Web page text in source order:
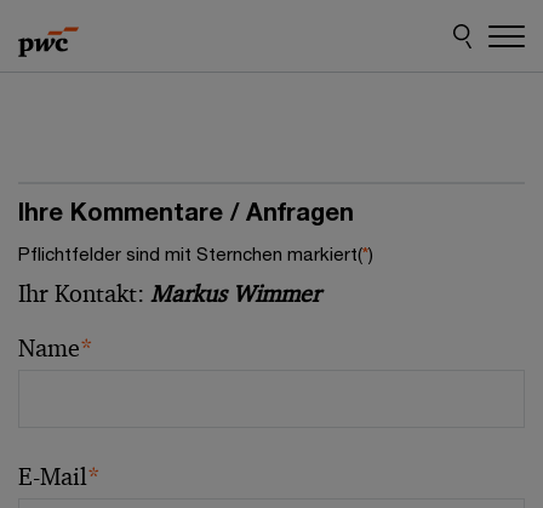
to
content
to
footer
Ihre Kommentare / Anfragen
Pflichtfelder sind mit Sternchen markiert(*)
Ihr Kontakt: Markus Wimmer
Name*
E-Mail*